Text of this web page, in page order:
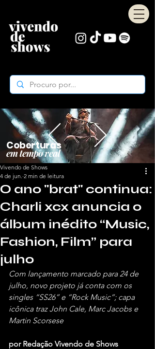
Coberturas
em tempo real
O ano "brat" continua:
Charli xcx anuncia o
álbum inédito “Music,
Fashion, Film” para
julho
Vivendo de Shows
4 de jun. 2 min de leitura
Com lançamento marcado para 24 de
julho, novo projeto já conta com os
singles “SS26” e “Rock Music”; capa
icônica traz John Cale, Marc Jacobs e
Martin Scorsese
por Redação Vivendo de Shows